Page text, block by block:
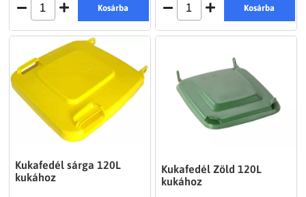
Kosárba Kosárba
Kukafedél sárga 120L
kukához
Kukafedél Zöld 120L
kukához